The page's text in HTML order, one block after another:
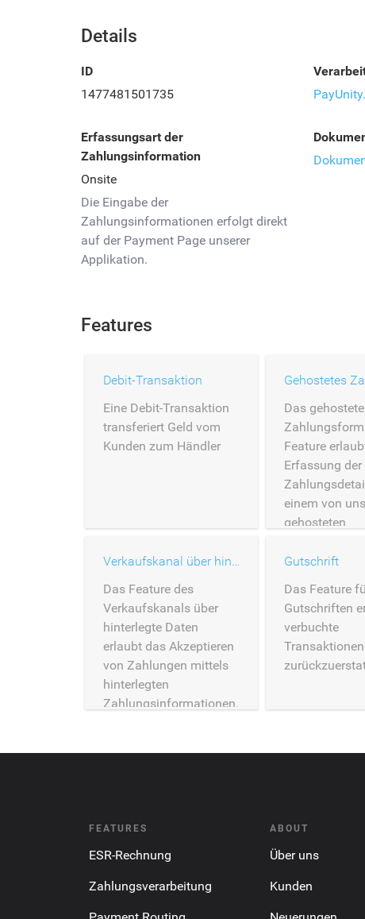
Details
ID
1477481501735
Erfassungsart der
Zahlungsinformation
Onsite
Die Eingabe der
Zahlungsinformationen erfolgt direkt
auf der Payment Page unserer
Applikation.
Features
Debit-Transaktion
Eine Debit-Transaktion
transferiert Geld vom
Kunden zum Händler
Das gehostete
Feature
Erfassung der
einem von uns
gehosteten
Verkaufskanal über hinterlegte Karten
Das Feature des
Verkaufskanals über
hinterlegte Daten
erlaubt das Akzeptieren
von Zahlungen mittels
hinterlegten
Zahlungsinformationen.
Gutschrift
Das Feature
Gutschriften
verbuchte
Transaktionen
FEATURES
ESR-Rechnung
Zahlungsverarbeitung
ABOUT
Über uns
Kunden